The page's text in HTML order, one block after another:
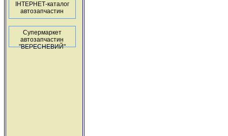
ІНТЕРНЕТ-каталог
автозапчастин
Супермаркет
автозапчастин
"ВЕРЕСНЕВИЙ"